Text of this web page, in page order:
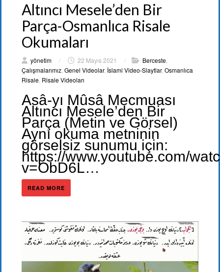
Altıncı Mesele’den Bir
Parça-Osmanlıca Risale
Okumaları
yönetim / 22 Mayıs 2021 / Berceste
Çalışmalarımız Genel Videolar, İslami Video-Slaytlar, Osmanlıca
Risale Risale Videoları
Asâ-yı Mûsâ Mecmuası
Altıncı Mesele’den Bir
Parça (Metin ve Görsel)
Aynı okuma metninin
görselsiz sunumu için:
https://www.youtube.com/
v=ObD6L…
READ MORE